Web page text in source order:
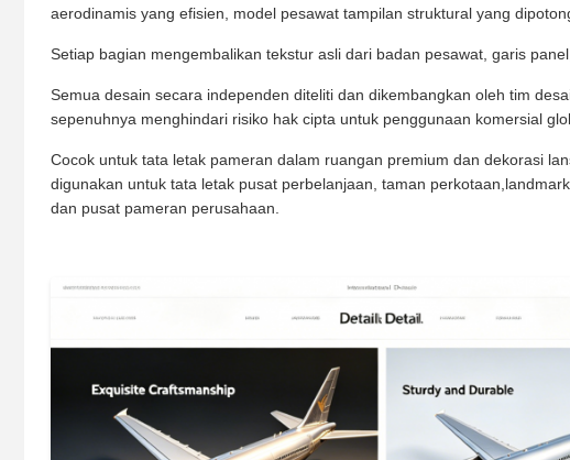
aerodinamis yang efisien, model pesawat tampilan struktural yang
Setiap bagian mengembalikan tekstur asli dari badan pesawat, garis
Semua desain secara independen diteliti dan dikembangkan oleh tim
sepenuhnya menghindari risiko hak cipta untuk penggunaan komersial
Cocok untuk tata letak pameran dalam ruangan premium dan dekorasi
digunakan untuk tata letak pusat perbelanjaan, taman
dan pusat pameran perusahaan.